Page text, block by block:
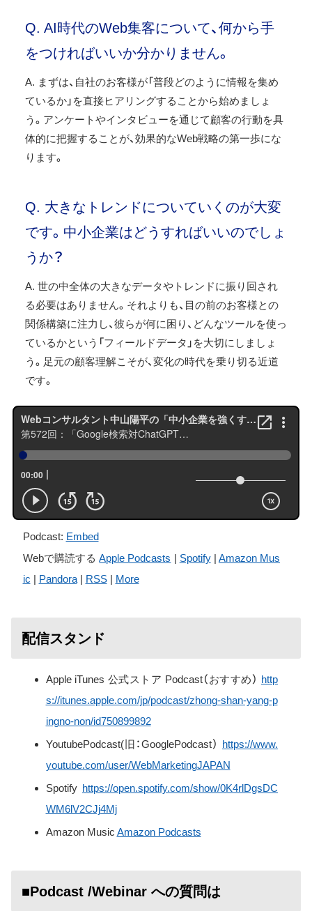
Q. AI時代のWeb集客について、何から手
をつければいいか分かりません。
A. まずは、自社のお客様が「普段どのように情報を集め
ているか」を直接ヒアリングすることから始めましょ
う。アンケートやインタビューを通じて顧客の行動を具
体的に把握することが、効果的なWeb戦略の第一歩にな
ります。
Q. 大きなトレンドについていくのが大変
です。中小企業はどうすればいいのでしょ
うか？
A. 世の中全体の大きなデータやトレンドに振り回され
る必要はありません。それよりも、目の前のお客様との
関係構築に注力し、彼らが何に困り、どんなツールを使っ
ているかという「フィールドデータ」を大切にしましょ
う。足元の顧客理解こそが、変化の時代を乗り切る近道
です。
Podcast: Embed
Webで購読するApple Podcasts | Spotify| Amazon Mus
ic | Pandora| RSS| More
配信スタンド
Apple iTunes 公式ストア Podcast（おすすめ） http
s://itunes.apple.com/jp/podcast/zhong-shan-yang-p
ingno-non/id750899892
YoutubePodcast(旧：GooglePodcast） https://www.
youtube.com/user/WebMarketingJAPAN
Spotify https://open.spotify.com/show/0K4rlDgsDC
WM6lV2CJj4Mj
Amazon Music Amazon Podcasts
■Podcast /Webinar への質問は